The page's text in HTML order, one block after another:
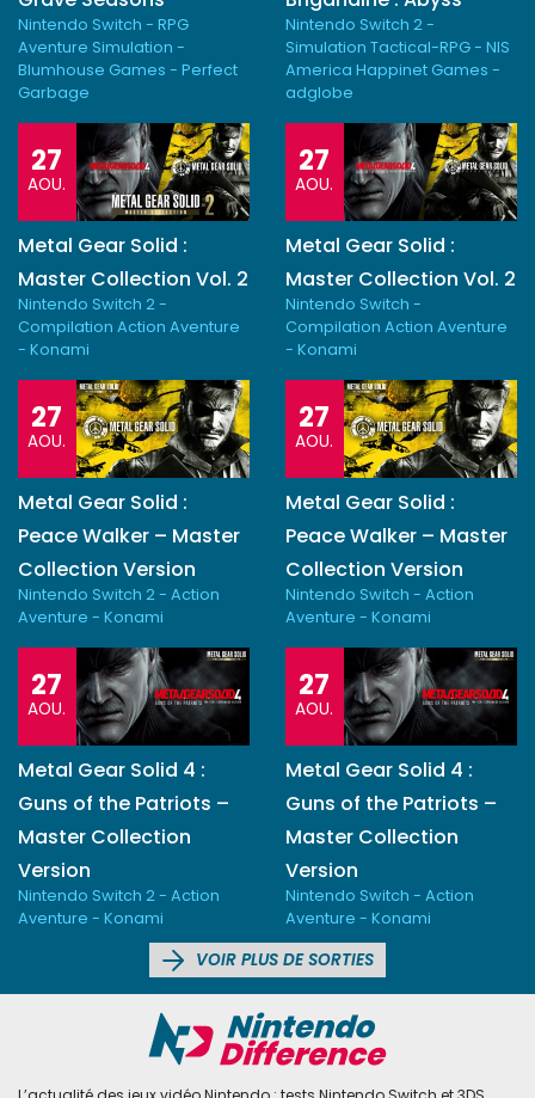
Nintendo Switch - RPG
Aventure Simulation -
Blumhouse Games - Perfect
Garbage
Nintendo Switch 2 -
Simulation Tactical-RPG - NIS
America Happinet Games -
adglobe
27
AOU.
Metal Gear Solid :
Master Collection Vol. 2
Nintendo Switch 2 -
Compilation Action Aventure
- Konami
27
AOU.
Metal Gear Solid :
Master Collection Vol. 2
Nintendo Switch -
Compilation Action Aventure
- Konami
27
AOU.
Metal Gear Solid :
Peace Walker – Master
Collection Version
Nintendo Switch 2 - Action
Aventure - Konami
27
AOU.
Metal Gear Solid :
Peace Walker – Master
Collection Version
Nintendo Switch - Action
Aventure - Konami
27
AOU.
Metal Gear Solid 4 :
Guns of the Patriots –
Master Collection
Version
Nintendo Switch 2 - Action
Aventure - Konami
27
AOU.
Metal Gear Solid 4 :
Guns of the Patriots –
Master Collection
Version
Nintendo Switch - Action
Aventure - Konami
VOIR PLUS DE SORTIES